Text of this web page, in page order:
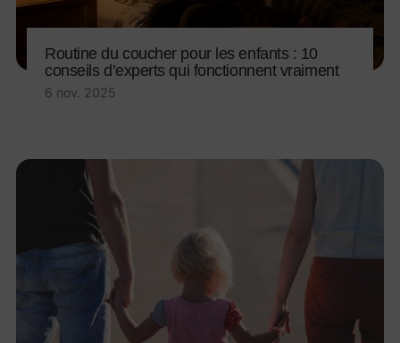
Routine du coucher pour les enfants : 10
conseils d’experts qui fonctionnent vraiment
6 nov. 2025